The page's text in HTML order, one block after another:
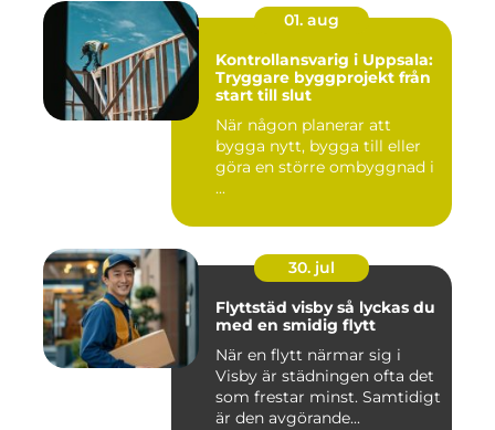
01. aug
Kontrollansvarig i Uppsala:
Tryggare byggprojekt från
start till slut
När någon planerar att
bygga nytt, bygga till eller
göra en större ombyggnad i
...
30. jul
Flyttstäd visby så lyckas du
med en smidig flytt
När en flytt närmar sig i
Visby är städningen ofta det
som frestar minst. Samtidigt
är den avgörande...